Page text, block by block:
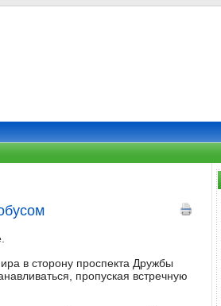
в сторону проспекта Дружбы
пропуская встречную